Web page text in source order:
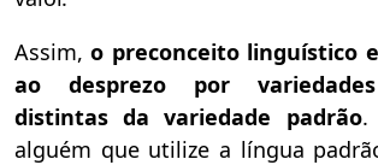
Assim,o preconceito linguístico
ao desprezo por
distintas da variedade padrão.
alguém que utilize a língua